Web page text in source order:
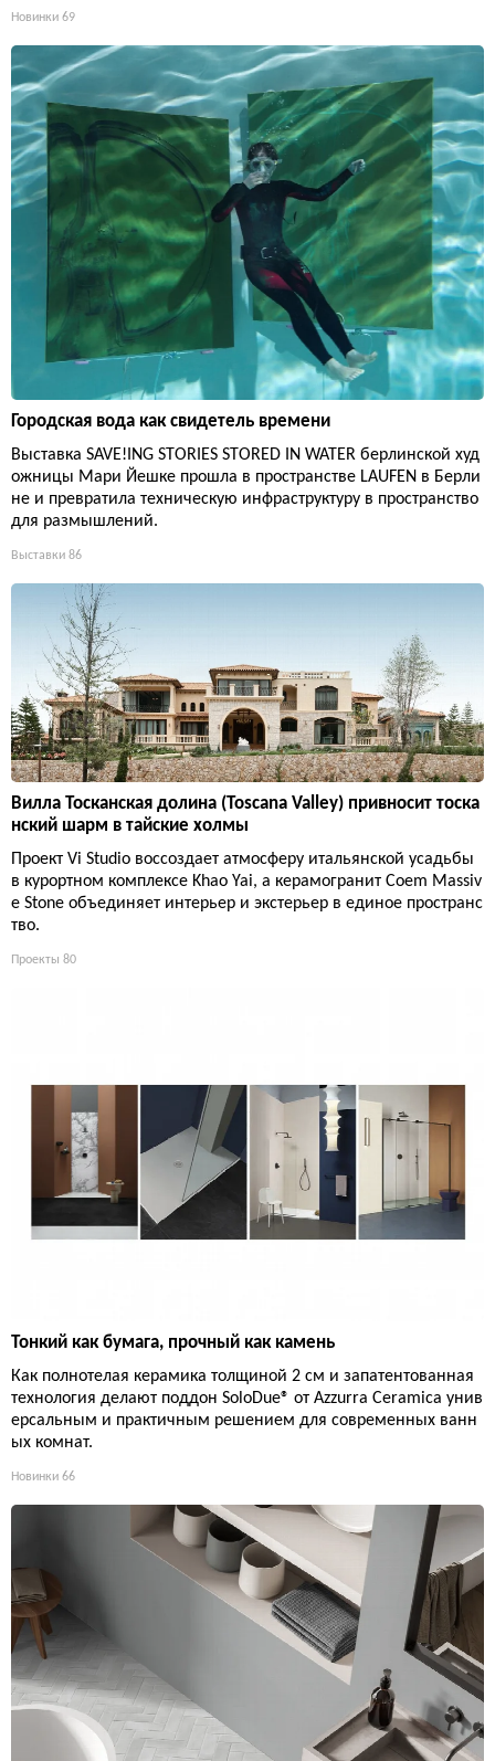
Новинки 69
Городская вода как свидетель времени
Выставка SAVE!ING STORIES STORED IN WATER берлинской худ
ожницы Мари Йешке прошла в пространстве LAUFEN в Берли
не и превратила техническую инфраструктуру в пространство
для размышлений.
Выставки 86
Вилла Тосканская долина (Toscana Valley) привносит тоска
нский шарм в тайские холмы
Проект Vi Studio воссоздает атмосферу итальянской усадьбы
в курортном комплексе Khao Yai, а керамогранит Coem Massiv
e Stone объединяет интерьер и экстерьер в единое пространс
тво.
Проекты 80
Тонкий как бумага, прочный как камень
Как полнотелая керамика толщиной 2 см и запатентованная
технология делают поддон SoloDue® от Azzurra Ceramica унив
ерсальным и практичным решением для современных ванн
ых комнат.
Новинки 66